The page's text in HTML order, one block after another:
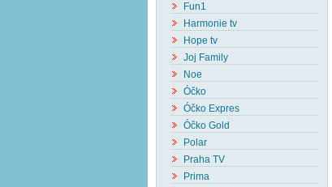
Fun1
Harmonie tv
Hope tv
Joj Family
Noe
Óčko
Óčko Expres
Óčko Gold
Polar
Praha TV
Prima